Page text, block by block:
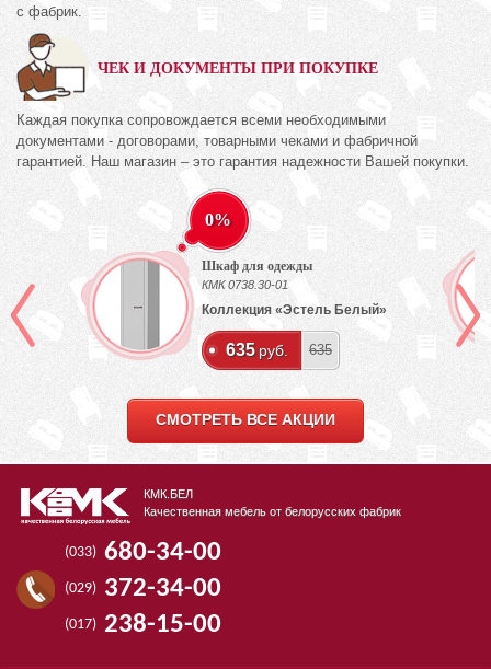
с фабрик.
ЧЕК И ДОКУМЕНТЫ ПРИ ПОКУПКЕ
Каждая покупка сопровождается всеми необходимыми
документами - договорами, товарными чеками и фабричной
гарантией. Наш магазин – это гарантия надежности Вашей покупки.
0%
Шкаф для одежды
КМК 0738.30-01
Коллекция «Эстель Белый»
635 руб. 635
СМОТРЕТЬ ВСЕ АКЦИИ
КМК.БЕЛ
Качественная мебель от белорусских фабрик
(033) 680-34-00
(029) 372-34-00
(017) 238-15-00